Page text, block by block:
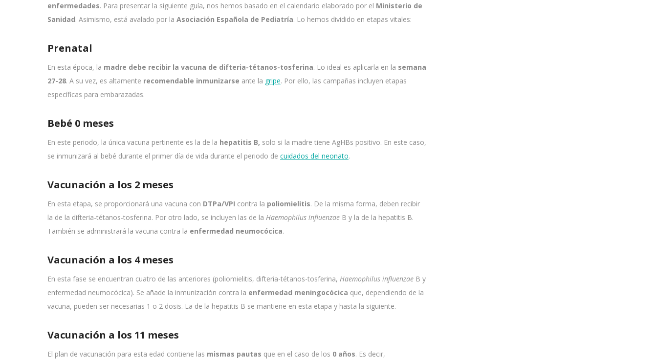
enfermedades. Para presentar la siguiente guía, nos hemos basado en el calendario elaborado por el Ministerio de
Sanidad. Asimismo, está avalado por la Asociación Española de Pediatría. Lo hemos dividido en etapas vitales:
Prenatal
En esta época, la madre debe recibir la vacuna de difteria-tétanos-tosferina. Lo ideal es aplicarla en la semana
27-28. A su vez, es altamente recomendable inmunizarse ante la gripe. Por ello, las campañas incluyen etapas
específicas para embarazadas.
Bebé 0 meses
En este periodo, la única vacuna pertinente es la de la hepatitis B, solo si la madre tiene AgHBs positivo. En este caso,
se inmunizará al bebé durante el primer día de vida durante el periodo de cuidados del neonato.
Vacunación a los 2 meses
En esta etapa, se proporcionará una vacuna con DTPa/VPI contra la poliomielitis. De la misma forma, deben recibir
la de la difteria-tétanos-tosferina. Por otro lado, se incluyen las de la Haemophilus influenzae B y la de la hepatitis B.
También se administrará la vacuna contra la enfermedad neumocócica.
Vacunación a los 4 meses
En esta fase se encuentran cuatro de las anteriores (poliomielitis, difteria-tétanos-tosferina, Haemophilus influenzae B y
enfermedad neumocócica). Se añade la inmunización contra la enfermedad meningocócica que, dependiendo de la
vacuna, pueden ser necesarias 1 o 2 dosis. La de la hepatitis B se mantiene en esta etapa y hasta la siguiente.
Vacunación a los 11 meses
El plan de vacunación para esta edad contiene las mismas pautas que en el caso de los 0 años. Es decir,